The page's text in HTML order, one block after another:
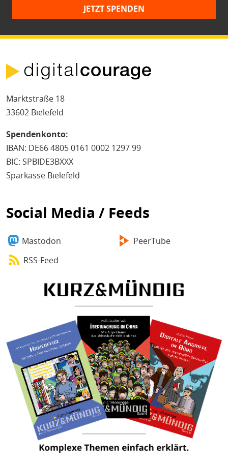
JETZT SPENDEN
Marktstraße 18
33602 Bielefeld
Spendenkonto:
IBAN: DE66 4805 0161 0002 1297 99
BIC: SPBIDE3BXXX
Sparkasse Bielefeld
Social Media / Feeds
Mastodon
PeerTube
RSS-Feed